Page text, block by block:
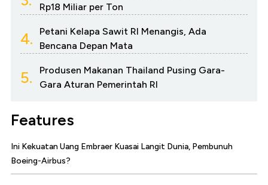
Rp18 Miliar per Ton
4.
Petani Kelapa Sawit RI Menangis, Ada
Bencana Depan Mata
5.
Produsen Makanan Thailand Pusing Gara-
Gara Aturan Pemerintah RI
Features
Ini Kekuatan Uang Embraer Kuasai Langit Dunia, Pembunuh
Boeing-Airbus?